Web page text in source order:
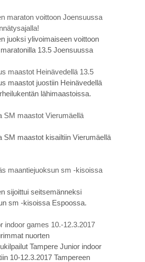
maraton voittoon Joensuussa
juoksi ylivoimaiseen voittoon
13.5 Joensuussa
maastot Heinävedellä 13.5
maastot juostiin Heinävedellä
lähimaastoissa.
SM maastot Vierumäellä
SM maastot kisailtiin Vierumäellä
maantiejuoksun sm -kisoissa
sijoittui seitsemänneksi
sm -kisoissa Espoossa.
indoor games 10.-12.3.2017
nuorten
Tampere Junior indoor
10-12.3.2017 Tampereen